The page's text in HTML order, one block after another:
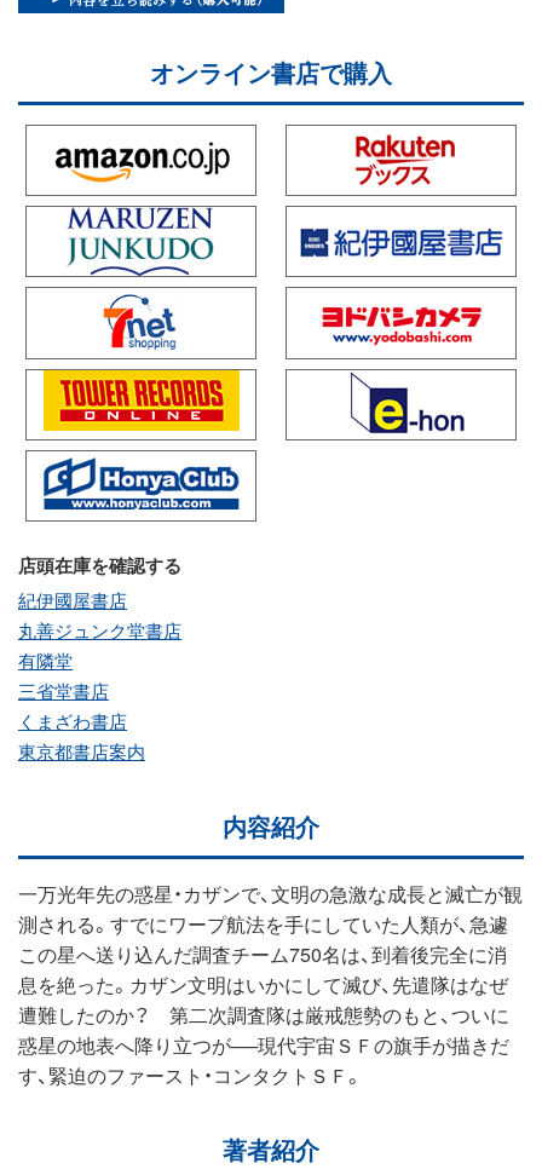
オンライン書店で購入
店頭在庫を確認する
紀伊國屋書店
丸善ジュンク堂書店
有隣堂
三省堂書店
くまざわ書店
東京都書店案内
内容紹介
一万光年先の惑星・カザンで、文明の急激な成長と滅亡が観
測される。すでにワープ航法を手にしていた人類が、急遽
この星へ送り込んだ調査チーム750名は、到着後完全に消
息を絶った。カザン文明はいかにして滅び、先遣隊はなぜ
遭難したのか？ 第二次調査隊は厳戒態勢のもと、ついに
惑星の地表へ降り立つが──現代宇宙ＳＦの旗手が描きだ
す、緊迫のファースト・コンタクトＳＦ。
著者紹介